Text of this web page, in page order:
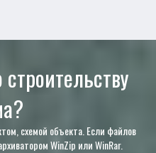
схемой объекта. Если файлов
WinZip или WinRar.